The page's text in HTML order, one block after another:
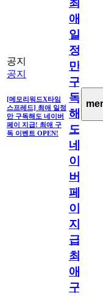
공지
공지
[메모리워드X타임
스프레드] 최애 일정
만 구독해도 네이버
페이 지급! 최애 구
독 이벤트 OPEN!
최
애
일
정
만
구
독
해
도
네
이
버
페
이
지
급!
최
애
구